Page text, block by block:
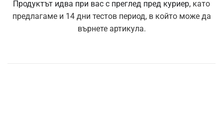
Продуктът идва при вас с преглед пред куриер, като
предлагаме и 14 дни тестов период, в който може да
върнете артикула.